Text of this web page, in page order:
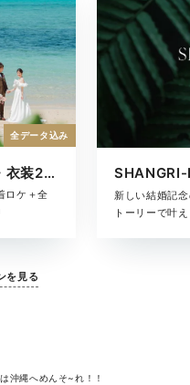
【期間限定】 基本料50%off・衣装2着ロケ
ロケ＋全
全データ込み
新しい結婚記念
トーリーで叶
を見る
沖縄へめんそ~れ！！